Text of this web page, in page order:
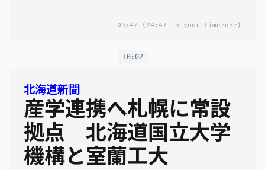
09:47 (24:47 in your timezone)
10:02
北海道新聞
産学連携へ札幌に常設
拠点 北海道国立大学
機構と室蘭工大